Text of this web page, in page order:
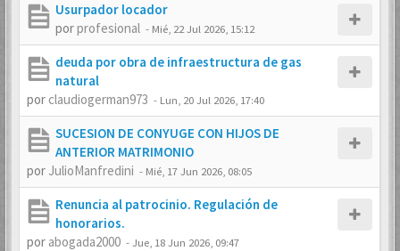
Usurpador locador
porprofesional - Mié, 22 Jul 2026, 15:12
deuda por obra de infraestructura de gas
natural
por claudiogerman973 - Lun, 20 Jul 2026, 17:40
SUCESION DE CONYUGE CON HIJOS DE
ANTERIOR MATRIMONIO
por JulioManfredini - Mié, 17 Jun 2026, 08:05
Renuncia al patrocinio. Regulación de
honorarios.
por abogada2000 -Jue, 18 Jun 2026, 09:47